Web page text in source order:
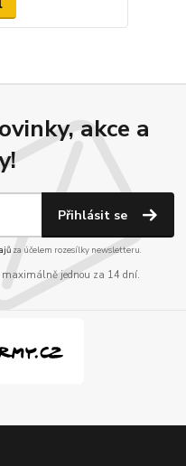
akce a
Přihlásit se
za účelem rozesílky newsletteru.
jednou za 14 dní.